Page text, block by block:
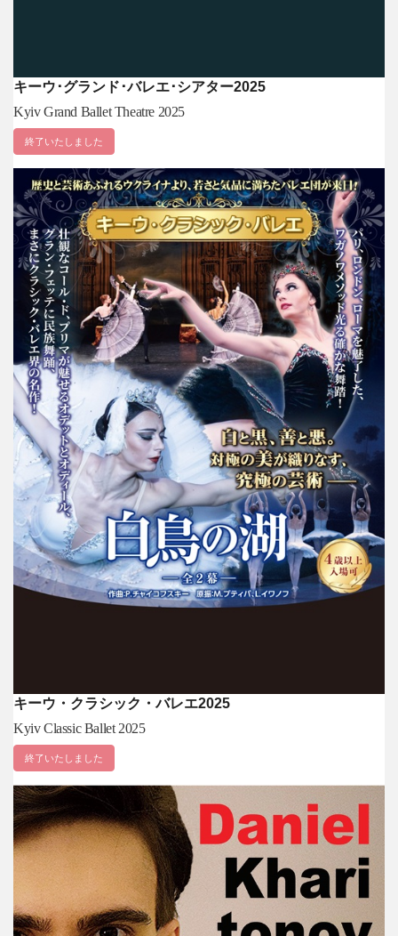
キーウ･グランド･バレエ･シアター2025
Kyiv Grand Ballet Theatre 2025
終了いたしました
キーウ・クラシック・バレエ2025
Kyiv Classic Ballet 2025
終了いたしました